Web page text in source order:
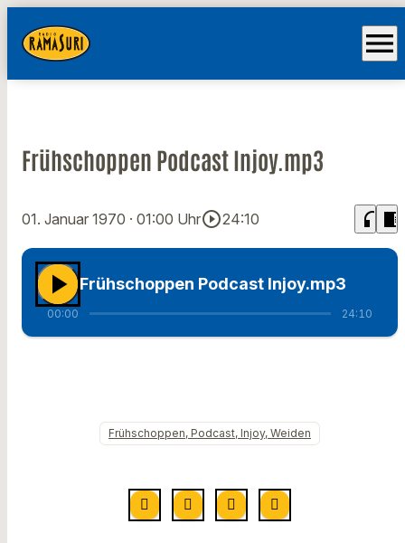
menu
Frühschoppen Podcast Injoy.mp3
01. Januar 1970 · 01:00 Uhrplay_circle_outline24:10 headphones chrome_reader_mode
play_arrow Frühschoppen Podcast Injoy.mp3
00:00 24:10
Frühschoppen, Podcast, Injoy, Weiden